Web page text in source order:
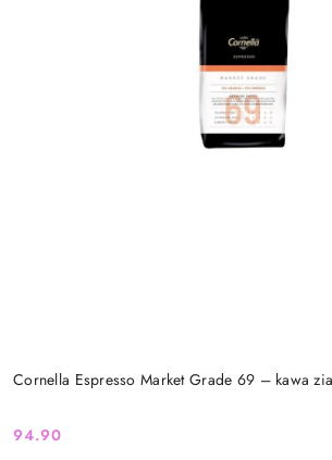
Cornella Espresso Market Grade 69 – kawa
Cena:
94.90